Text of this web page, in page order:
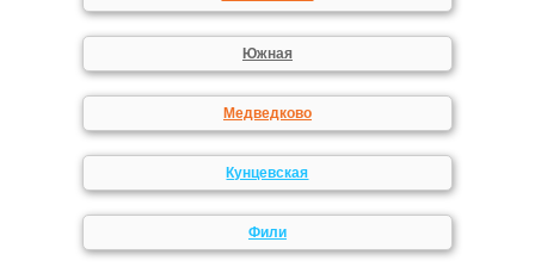
Южная
Медведково
Кунцевская
Фили